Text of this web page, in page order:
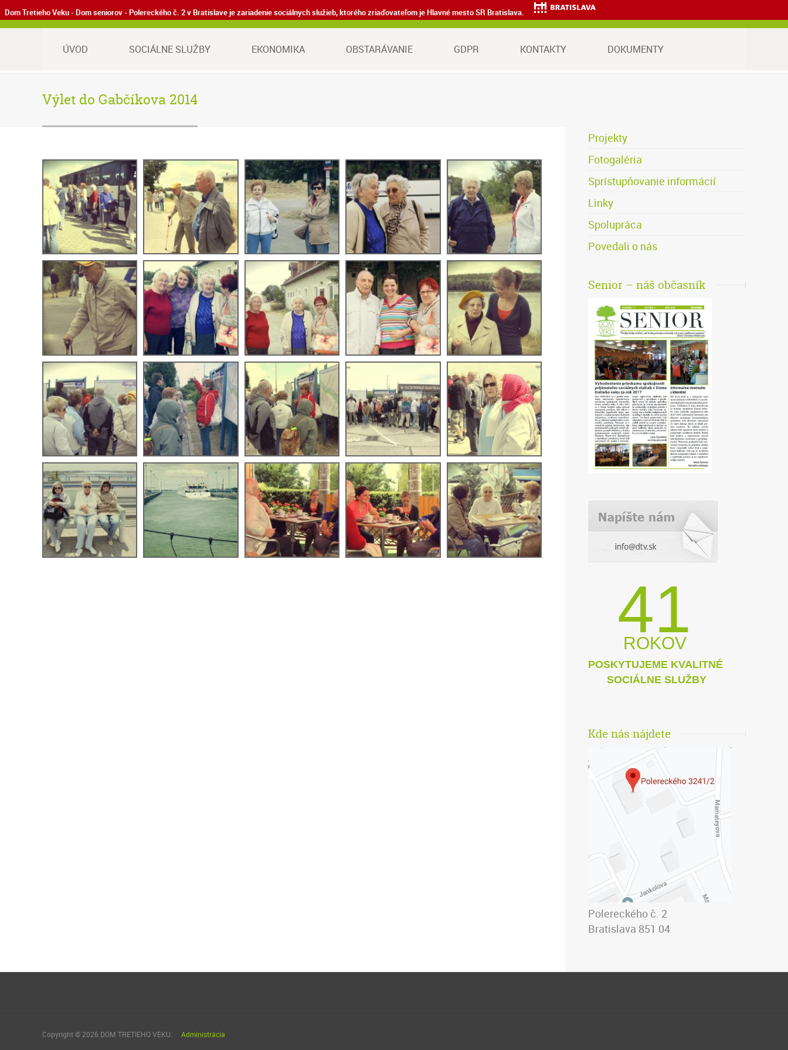
Dom Tretieho Veku - Dom seniorov - Polereckého č. 2 v Bratislave je zariadenie sociálnych služieb, ktorého zriaďovateľom je Hlavné mesto SR Bratislava.
ÚVOD SOCIÁLNE SLUŽBY EKONOMIKA OBSTARÁVANIE GDPR KONTAKTY DOKUMENTY
Výlet do Gabčíkova 2014
Projekty
Fotogaléria
Sprístupňovanie informácií
Linky
Spolupráca
Povedali o nás
Senior – náš občasník
41
ROKOV
POSKYTUJEME KVALITNÉ
SOCIÁLNE SLUŽBY
Kde nás nájdete
Polereckého č. 2
Bratislava 851 04
Copyright © 2026 DOM TRETIEHO VEKU. Administrácia